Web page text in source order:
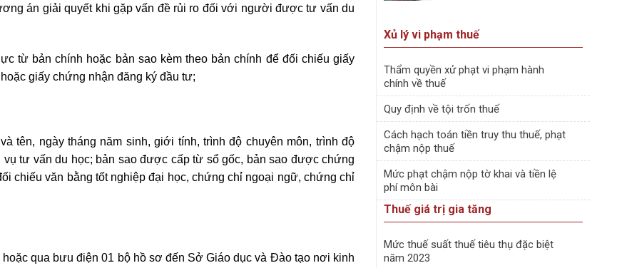
án giải quyết khi gặp vấn đề rủi ro đối với người được tư vấn du
từ bản chính hoặc bản sao kèm theo bản chính để đối chiếu giấy
giấy chứng nhận đăng ký đầu tư;
tên, ngày tháng năm sinh, giới tính, trình độ chuyên môn, trình độ
tư vấn du học; bản sao được cấp từ sổ gốc, bản sao được chứng
chiếu văn bằng tốt nghiệp đại học, chứng chỉ ngoại ngữ, chứng chỉ
qua bưu điện 01 bộ hồ sơ đến Sở Giáo dục và Đào tạo nơi kinh
Xủ lý vi phạm thuế
Thẩm quyền xử phạt vi phạm hành
chính về thuế
Quy định về tội trốn thuế
Cách hạch toán tiền truy thu thuế, phạt
chậm nộp thuế
Mức phạt chậm nộp tờ khai và tiền lệ
phí môn bài
Thuế giá trị gia tăng
Mức thuế suất thuế tiêu thụ đặc biệt
năm 2023